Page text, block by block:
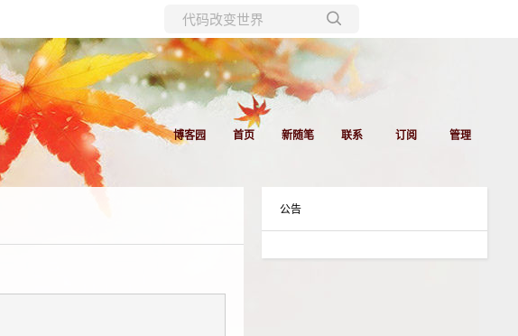
所有博客
当前博客
博客园 首页 新随笔 联系 订阅 管理
公告